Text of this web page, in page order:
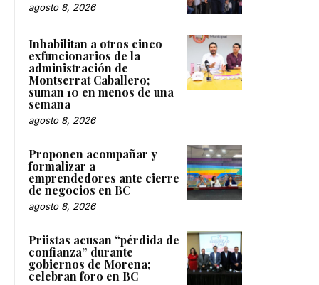
agosto 8, 2026
Inhabilitan a otros cinco
exfuncionarios de la
administración de
Montserrat Caballero;
suman 10 en menos de una
semana
agosto 8, 2026
Proponen acompañar y
formalizar a
emprendedores ante cierre
de negocios en BC
agosto 8, 2026
Priistas acusan “pérdida de
confianza” durante
gobiernos de Morena;
celebran foro en BC